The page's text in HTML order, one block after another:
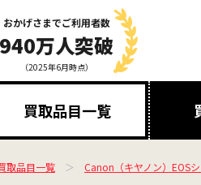
おかげさまでご利用者数
940万人突破
（2025年6月時点）
買取品目一覧
取品目一覧 Canon（キヤノン）EOS